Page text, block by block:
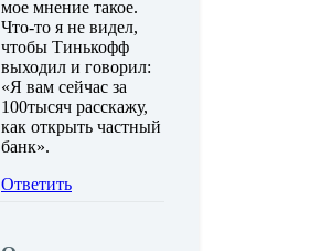
мое мнение такое.
Что-то я не видел,
чтобы Тинькофф
выходил и говорил:
«Я вам сейчас за
100тысяч расскажу,
как открыть частный
банк».
Ответить